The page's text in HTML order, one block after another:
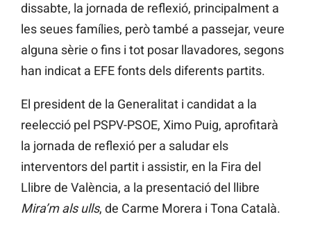
dissabte, la jornada de reflexió, principalment a
les seues famílies, però també a passejar, veure
alguna sèrie o fins i tot posar llavadores, segons
han indicat a EFE fonts dels diferents partits.
El president de la Generalitat i candidat a la
reelecció pel PSPV-PSOE, Ximo Puig, aprofitarà
la jornada de reflexió per a saludar els
interventors del partit i assistir, en la Fira del
Llibre de València, a la presentació del llibre
Mira’m als ulls, de Carme Morera i Tona Català.